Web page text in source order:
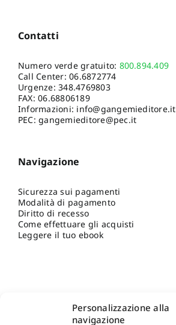
Personalizzazione alla
navigazione
Contatti
Numero verde gratuito: 800.894.409
Call Center:06.6872774
Urgenze:348.4769803
FAX: 06.68806189
Informazioni: info@gangemieditore.it
PEC: gangemieditore@pec.it
Navigazione
Sicurezza sui pagamenti
Modalità di pagamento
Diritto di recesso
Come effettuare gli acquisti
Leggere il tuo ebook